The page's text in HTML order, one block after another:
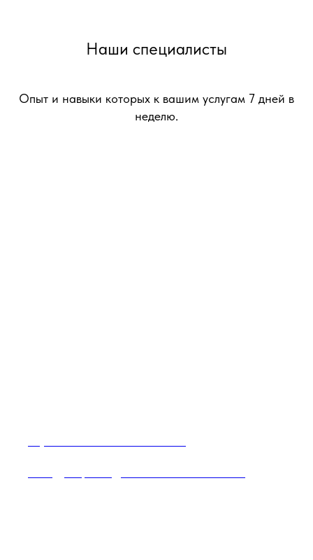
Наши специалисты
Опыт и навыки которых к вашим услугам 7 дней в
неделю.